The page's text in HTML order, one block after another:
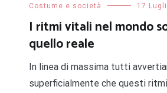
Costume e società 17
I ritmi vitali nel mondo
quello reale
In linea di massima tutti
superficialmente che questi